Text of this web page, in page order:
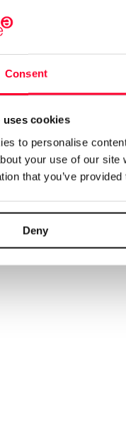
Consent
uses cookies
to personalise
your use of our
that you’ve
Deny